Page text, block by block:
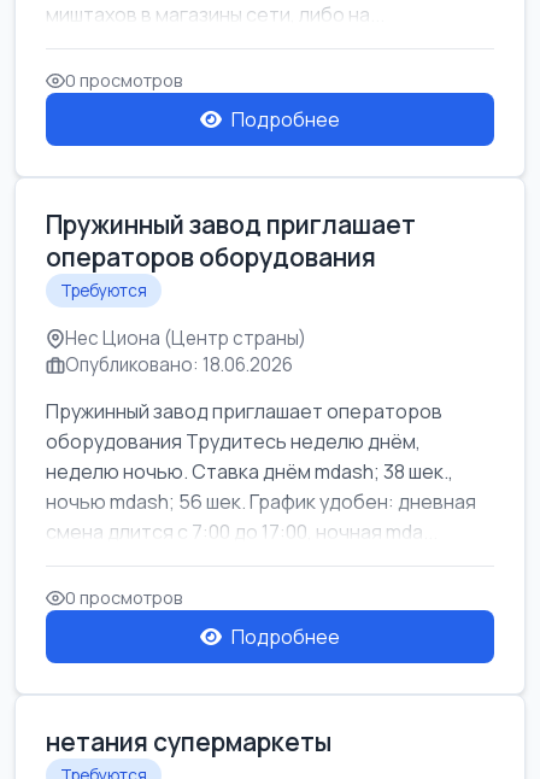
миштахов в магазины сети, либо на...
0 просмотров
Подробнее
Пружинный завод приглашает
операторов оборудования
Требуются
Нес Циона (Центр страны)
Опубликовано: 18.06.2026
Пружинный завод приглашает операторов
оборудования Трудитесь неделю днём,
неделю ночью. Ставка днём mdash; 38 шек.,
ночью mdash; 56 шек. График удобен: дневная
смена длится с 7:00 до 17:00, ночная mda...
0 просмотров
Подробнее
нетания супермаркеты